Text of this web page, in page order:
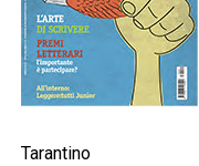
Tarantino